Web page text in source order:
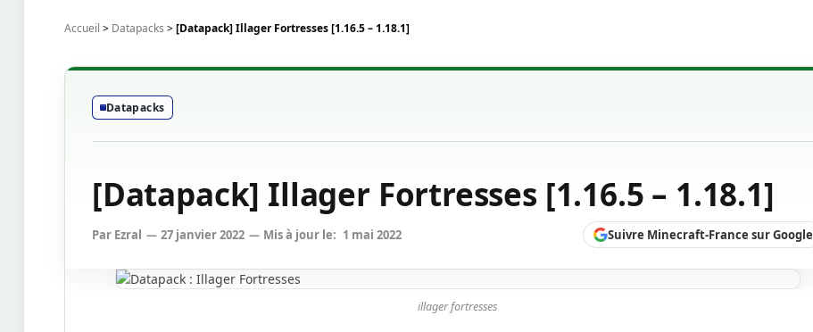
Accueil > Datapacks >[Datapack] Illager Fortresses [1.16.5 – 1.18.1]
Datapacks
[Datapack] Illager Fortresses [1.16.5 – 1.18.1]
Par Ezral 27 janvier 2022 Mis à jour le: 1 mai 2022 Suivre Minecraft-France sur Google
illager fortresses